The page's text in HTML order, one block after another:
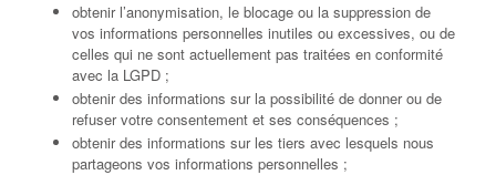
obtenir l’anonymisation, le blocage ou la suppression de
vos informations personnelles inutiles ou excessives, ou de
celles qui ne sont actuellement pas traitées en conformité
avec la LGPD ;
obtenir des informations sur la possibilité de donner ou de
refuser votre consentement et ses conséquences ;
obtenir des informations sur les tiers avec lesquels nous
partageons vos informations personnelles ;